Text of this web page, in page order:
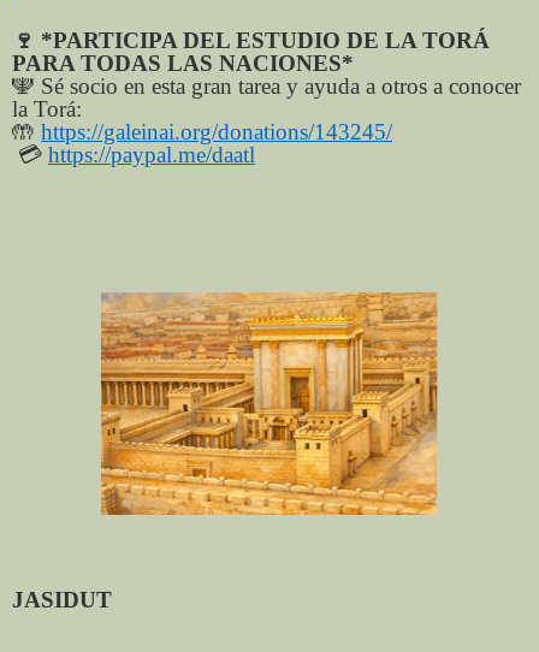
🍷 *PARTICIPA DEL ESTUDIO DE LA TORÁ
PARA TODAS LAS NACIONES*
🕎 Sé socio en esta gran tarea y ayuda a otros a conocer
la Torá:
🤲 https://galeinai.org/donations/143245/
💳 https://paypal.me/daatl
JASIDUT